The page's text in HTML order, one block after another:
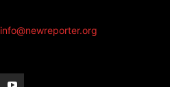
info@newreporter.org